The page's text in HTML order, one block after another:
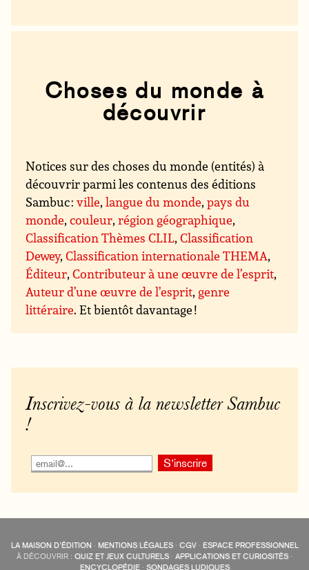
Choses du monde à
découvrir
Notices sur des choses du monde (entités) à
découvrir parmi les contenus des éditions
Sambuc :ville,langue du monde,pays du
monde,couleur,région géographique,
Classification Thèmes CLIL,Classification
Dewey,Classification internationale THEMA,
Éditeur,Contributeur à une œuvre de l’esprit,
Auteur d’une œuvre de l’esprit, genre
littéraire. Et bientôt davantage !
Inscrivez-vous à la newsletter Sambuc
!
LA MAISON D’ÉDITION · MENTIONS LÉGALES· CGV· ESPACE PROFESSIONNEL
À DÉCOUVRIR : QUIZ ET JEUX CULTURELS · APPLICATIONS ET CURIOSITÉS ·
ENCYCLOPÉDIE· SONDAGES LUDIQUES